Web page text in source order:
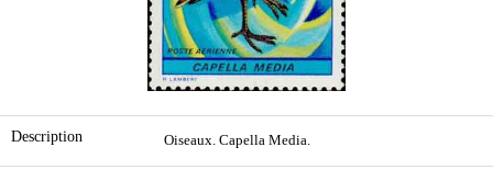
Description Oiseaux. Capella Media.